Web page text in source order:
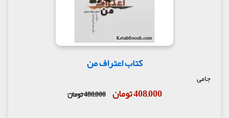
کتاب اعتراف من
جامی
408,000 تومان 480,000 تومان